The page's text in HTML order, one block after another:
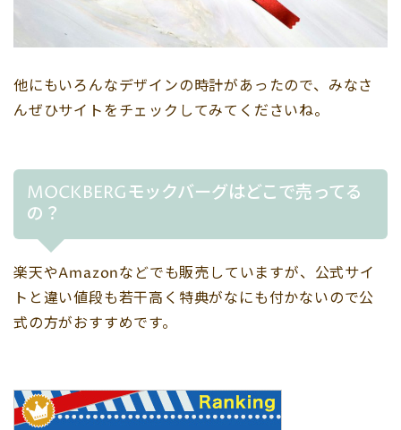
他にもいろんなデザインの時計があったので、みなさ
んぜひサイトをチェックしてみてくださいね。
MOCKBERGモックバーグはどこで売ってる
の？
楽天やAmazonなどでも販売していますが、公式サイ
トと違い値段も若干高く特典がなにも付かないので公
式の方がおすすめです。